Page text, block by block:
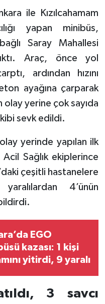
ile Kızılcahamam
yapan minibüs,
Saray Mahallesi
Araç, önce yol
ardından hızını
ayağına çarparak
olay yerine çok sayıda
sevk edildi.
yerinde yapılan ilk
Acil Sağlık ekiplerince
çeşitli hastanelere
4’ünün
EGO
kazası: 1 kişi
yitirdi, 9 yaralı
3 savcı